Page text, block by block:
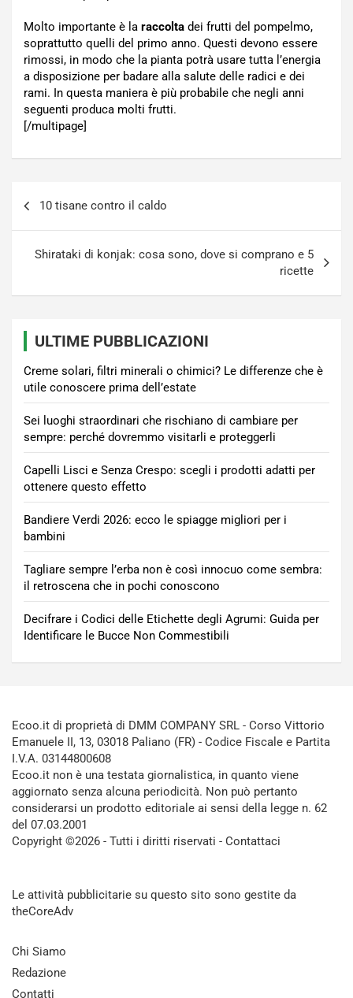
Molto importante è la raccolta dei frutti del pompelmo,
soprattutto quelli del primo anno. Questi devono essere
rimossi, in modo che la pianta potrà usare tutta l’energia
a disposizione per badare alla salute delle radici e dei
rami. In questa maniera è più probabile che negli anni
seguenti produca molti frutti.
[/multipage]
10 tisane contro il caldo
Shirataki di konjak: cosa sono, dove si comprano e 5
ricette
ULTIME PUBBLICAZIONI
Creme solari, filtri minerali o chimici? Le differenze che è
utile conoscere prima dell’estate
Sei luoghi straordinari che rischiano di cambiare per
sempre: perché dovremmo visitarli e proteggerli
Capelli Lisci e Senza Crespo: scegli i prodotti adatti per
ottenere questo effetto
Bandiere Verdi 2026: ecco le spiagge migliori per i
bambini
Tagliare sempre l’erba non è così innocuo come sembra:
il retroscena che in pochi conoscono
Decifrare i Codici delle Etichette degli Agrumi: Guida per
Identificare le Bucce Non Commestibili
Ecoo.it di proprietà di DMM COMPANY SRL - Corso Vittorio
Emanuele II, 13, 03018 Paliano (FR) - Codice Fiscale e Partita
I.V.A. 03144800608
Ecoo.it non è una testata giornalistica, in quanto viene
aggiornato senza alcuna periodicità. Non può pertanto
considerarsi un prodotto editoriale ai sensi della legge n. 62
del 07.03.2001
Copyright ©2026 - Tutti i diritti riservati - Contattaci
Le attività pubblicitarie su questo sito sono gestite da
theCoreAdv
Chi Siamo
Redazione
Contatti